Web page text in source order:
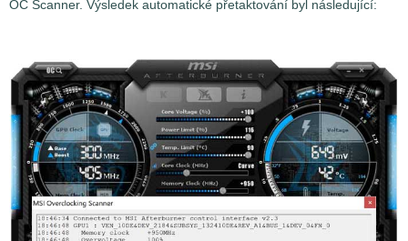
OC Scanner. Výsledek automatické přetaktování byl následující: